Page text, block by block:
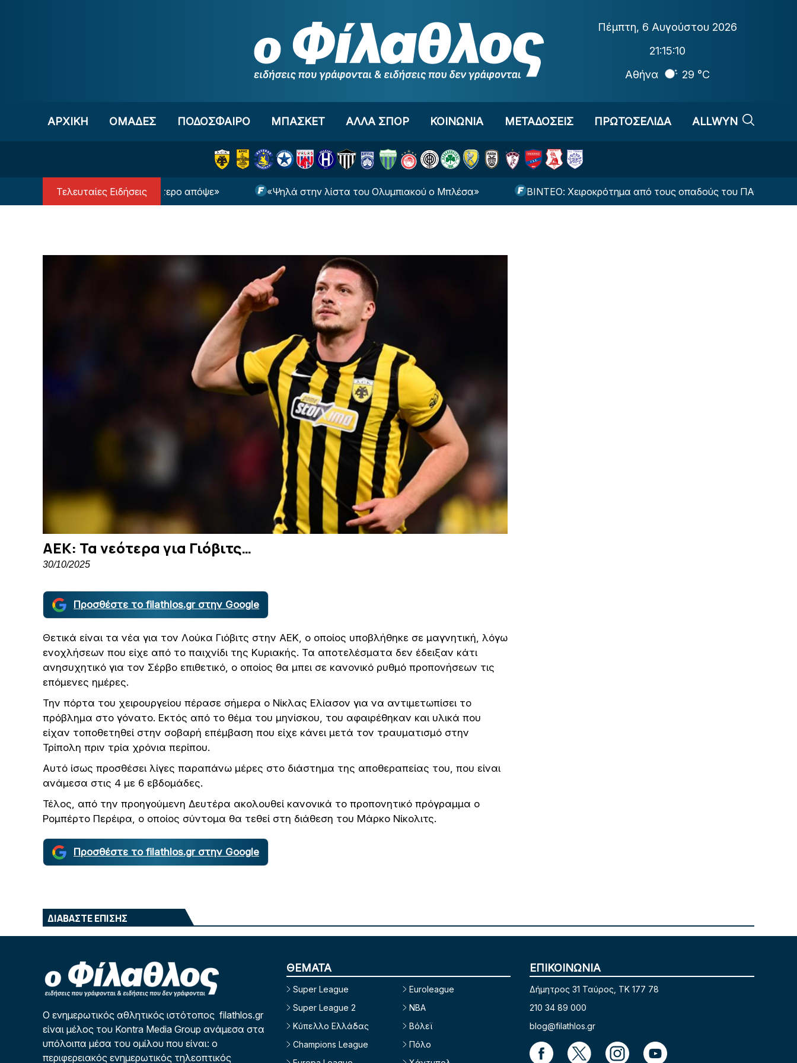
Πέμπτη, 6 Αυγούστου 2026
21:15:11
Αθήνα
29 °C
ΑΡΧΙΚΗ OΜΑΔΕΣ ΠΟΔΟΣΦΑΙΡΟ ΜΠΑΣΚΕΤ ΑΛΛΑ ΣΠΟΡ ΚΟΙΝΩΝΙΑ ΜΕΤΑΔΟΣΕΙΣ ΠΡΩΤΟΣΕΛΙΔΑ ALLWYN
Τελευταίες Ειδήσεις
Λίσι: «Μας άξιζε κάτι καλύτερο απόψε» «Ψηλά στην λίστα του Ολυμπιακού ο Μπλέσα» ΒΙΝΤΕΟ: Χειροκρότημα από τους οπαδούς του ΠΑΟΚ στην Τούμπα
ΑΕΚ: Τα νεότερα για Γιόβιτς…
30/10/2025
Προσθέστε το filathlos.gr στην Google
Θετικά είναι τα νέα για τον Λούκα Γιόβιτς στην ΑΕΚ, ο οποίος υποβλήθηκε σε μαγνητική, λόγω
ενοχλήσεων που είχε από το παιχνίδι της Κυριακής. Τα αποτελέσματα δεν έδειξαν κάτι
ανησυχητικό για τον Σέρβο επιθετικό, ο οποίος θα μπει σε κανονικό ρυθμό προπονήσεων τις
επόμενες ημέρες.
Την πόρτα του χειρουργείου πέρασε σήμερα ο Νίκλας Ελίασον για να αντιμετωπίσει το
πρόβλημα στο γόνατο. Εκτός από το θέμα του μηνίσκου, του αφαιρέθηκαν και υλικά που
είχαν τοποθετηθεί στην σοβαρή επέμβαση που είχε κάνει μετά τον τραυματισμό στην
Τρίπολη πριν τρία χρόνια περίπου.
Αυτό ίσως προσθέσει λίγες παραπάνω μέρες στο διάστημα της αποθεραπείας του, που είναι
ανάμεσα στις 4 με 6 εβδομάδες.
Τέλος, από την προηγούμενη Δευτέρα ακολουθεί κανονικά το προπονητικό πρόγραμμα ο
Ρομπέρτο Περέιρα, ο οποίος σύντομα θα τεθεί στη διάθεση του Μάρκο Νίκολιτς.
Προσθέστε το filathlos.gr στην Google
ΔΙΑΒΑΣΤΕ ΕΠΙΣΗΣ
Ο ενημερωτικός αθλητικός ιστότοπος filathlos.gr
είναι μέλος του Kontra Media Group ανάμεσα στα
υπόλοιπα μέσα του ομίλου που είναι: ο
περιφερειακός ενημερωτικός τηλεοπτικός
ΘΕΜΑΤΑ
Super League
Super League 2
Κύπελλο Ελλάδας
Champions League
Euroleague
NBA
Βόλεϊ
Πόλο
ΕΠΙΚΟΙΝΩΝΙΑ
Δήμητρος 31 Ταύρος, TK 177 78
210 34 89 000
blog@filathlos.gr